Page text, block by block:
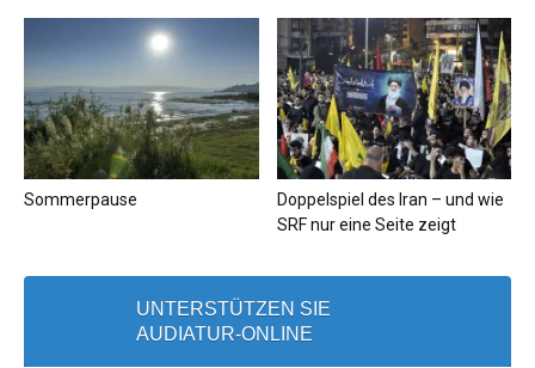
Sommerpause
Doppelspiel des Iran – und wie
SRF nur eine Seite zeigt
UNTERSTÜTZEN SIE
AUDIATUR-ONLINE